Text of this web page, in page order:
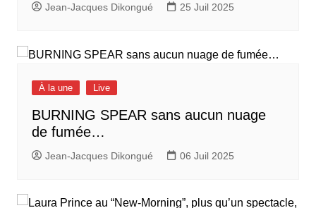
Jean-Jacques Dikongué 25 Juil 2025
À la une Live
BURNING SPEAR sans aucun nuage
de fumée…
Jean-Jacques Dikongué 06 Juil 2025